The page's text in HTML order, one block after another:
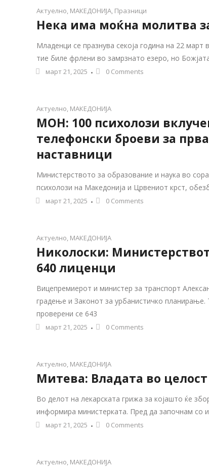
Актуелно, МАКЕДОНИЈА, Празници
Нека има моќна молитва
Младенци се празнува секоја година на 22 март
тие биле фрлени во замрзнато езеро, но
март 21, 2025 0 Comments
Актуелно, МАКЕДОНИЈА
МОН: 100 психолози
телефонски броеви за
наставници
Министерството за образование и наука во
психолози на Македонија и Црвениот крст,
март 21, 2025 0 Comments
Актуелно, МАКЕДОНИЈА
Николоски:
640 лиценци
Вицепремиерот и министер за транспорт
градење и Законот за урбанистичко
проверени се 643
март 21, 2025 0 Comments
Актуелно, МАКЕДОНИЈА
Митева: Владата во
Во делот на лекарската грижа за којашто ќе
информира министерката. Пред да започнам со
март 21, 2025 0 Comments
Актуелно, МАКЕДОНИЈА